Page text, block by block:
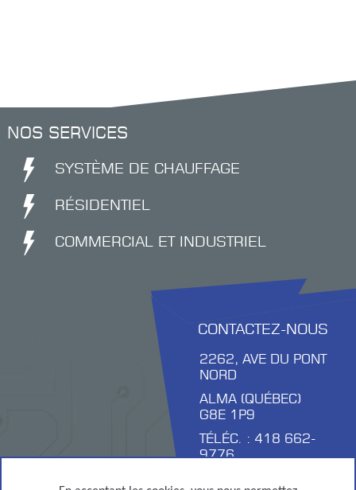
NOS SERVICES
SYSTÈME DE CHAUFFAGE
RÉSIDENTIEL
COMMERCIAL ET INDUSTRIEL
CONTACTEZ-NOUS
2262, AVE DU PONT
NORD
ALMA (QUÉBEC)
G8E 1P9
TÉLÉC. : 418 662-
9776